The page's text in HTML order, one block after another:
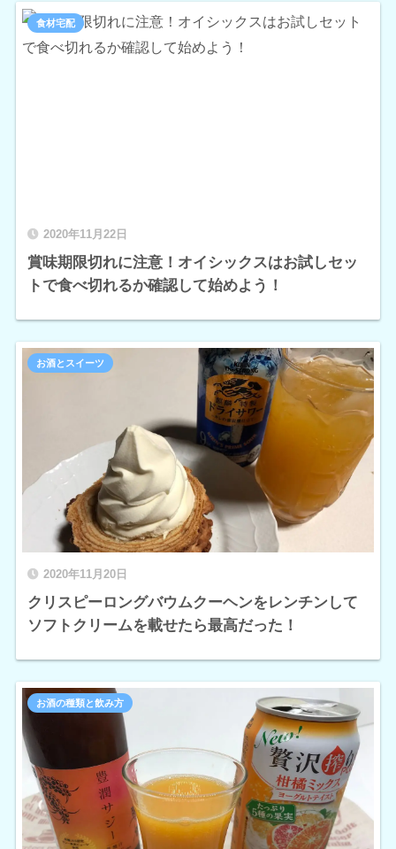
2020年11月22日
賞味期限切れに注意！オイシックスはお試しセッ
トで食べ切れるか確認して始めよう！
食材宅配
2020年11月20日
クリスピーロングバウムクーヘンをレンチンして
ソフトクリームを載せたら最高だった！
お酒とスイーツ
お酒の種類と飲み方